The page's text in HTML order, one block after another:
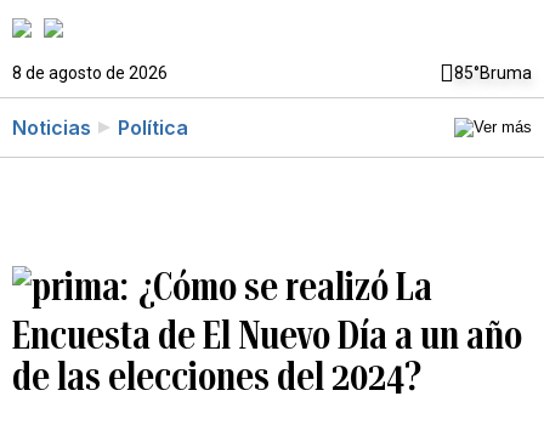
8 de agosto de 2026 85°Bruma
Noticias Política
¿Cómo se realizó La
Encuesta de El Nuevo Día a un año
de las elecciones del 2024?